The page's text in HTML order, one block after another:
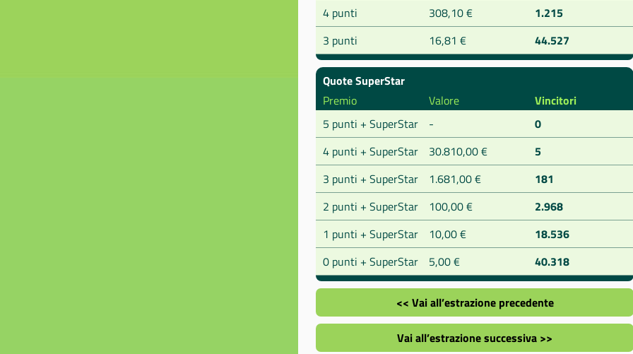
4 punti
308,10 €
1.215
3 punti
16,81 € 44.527
Quote SuperStar
Premio
Valore
Vincitori
5 punti + SuperStar
-
0
4 punti + SuperStar
30.810,00 €
5
3 punti + SuperStar
1.681,00 €
181
2 punti + SuperStar
100,00 €
2.968
1 punti + SuperStar
10,00 €
18.536
0 punti + SuperStar
5,00 € 40.318
<< Vai all’estrazione precedente
Vai all’estrazione successiva >>